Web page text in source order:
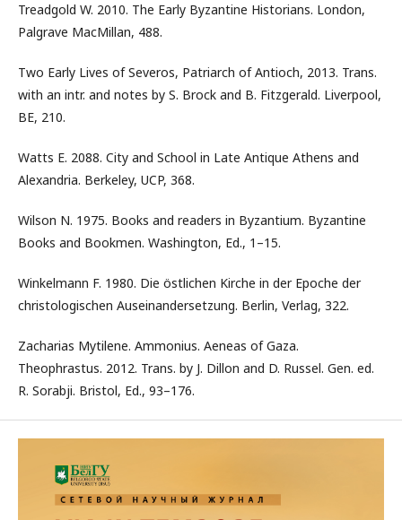
Treadgold W. 2010. The Early Byzantine Historians. London,
Palgrave MacMillan, 488.
Two Early Lives of Severos, Patriarch of Antioch, 2013. Trans.
with an intr. and notes by S. Brock and B. Fitzgerald. Liverpool,
BE, 210.
Watts E. 2088. City and School in Late Antique Athens and
Alexandria. Berkeley, UCP, 368.
Wilson N. 1975. Books and readers in Byzantium. Byzantine
Books and Bookmen. Washington, Ed., 1–15.
Winkelmann F. 1980. Die östlichen Kirche in der Epoche der
christologischen Auseinandersetzung. Вerlin, Verlag, 322.
Zacharias Mytilene. Ammonius. Aeneas of Gaza.
Theophrastus. 2012. Trans. by J. Dillon and D. Russel. Gen. ed.
R. Sorabji. Bristol, Ed., 93–176.